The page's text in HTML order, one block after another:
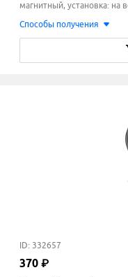
магнитный, установка: на
Способы получения
ID: 332657
370 ₽